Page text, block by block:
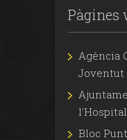
Pàgines
Agència
Joventut
Bloc